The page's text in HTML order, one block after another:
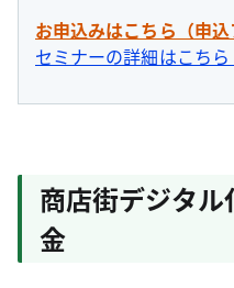
お申込みはこちら（申込
セミナーの詳細はこちら
商店街デジタ
金